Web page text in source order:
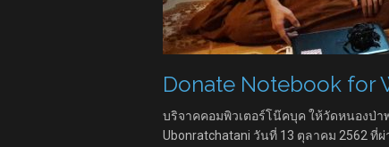
Donate Notebook for
บริจาคคอมพิวเตอร์โน๊คบุค ให้วัดหนองป่า
Ubonratchatani วันที่ 13 ตุลาคม 2562 ที่